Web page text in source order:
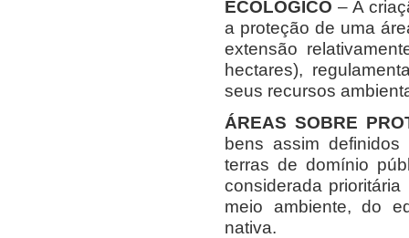
ECOLÓGICO– A
a proteção de uma
extensão
hectares),
seus recursos
ÁREAS SOBRE
bens assim definidos
terras de domínio
considerada
meio ambiente, do
nativa.